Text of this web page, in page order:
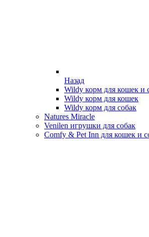
Назад
Wildy корм для кошек и
Wildy корм для кошек
Wildy корм для собак
Natures Miracle
Venilen игрушки для собак
Comfy & Pet Inn для кошек и